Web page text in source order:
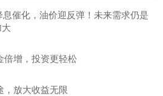
催化，油价迎反弹！未来需求仍是
倍增，投资更轻松
，放大收益无限